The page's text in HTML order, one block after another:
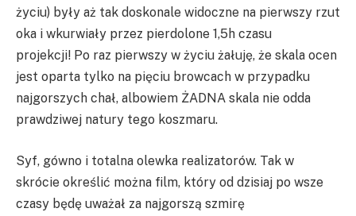
życiu) były aż tak doskonale widoczne na pierwszy rzut
oka i wkurwiały przez pierdolone 1,5h czasu
projekcji! Po raz pierwszy w życiu żałuję, że skala ocen
jest oparta tylko na pięciu browcach w przypadku
najgorszych chał, albowiem ŻADNA skala nie odda
prawdziwej natury tego koszmaru.
Syf, gówno i totalna olewka realizatorów. Tak w
skrócie określić można film, który od dzisiaj po wsze
czasy będę uważał za najgorszą szmirę